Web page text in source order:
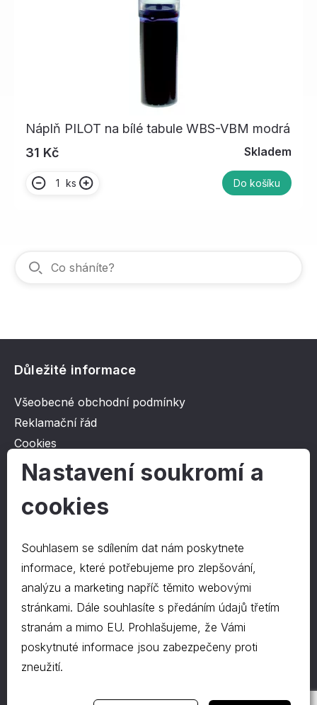
Náplň PILOT na bílé tabule WBS-VBM modrá
31 Kč
Skladem
ks Do košíku
Důležité informace
Všeobecné obchodní podmínky
Reklamační řád
Cookies
Ochrana osobních údajů
O společnosti
Kontakt
O nás
Kontakty
577 222 666
©2024 PD-HRAPA s.r.o.
Nastavení soukromí a
cookies
Souhlasem se sdílením dat nám poskytnete
informace, které potřebujeme pro zlepšování,
analýzu a marketing napříč těmito webovými
stránkami. Dále souhlasíte s předáním údajů třetím
stranám a mimo EU. Prohlašujeme, že Vámi
poskytnuté informace jsou zabezpečeny proti
zneužití.